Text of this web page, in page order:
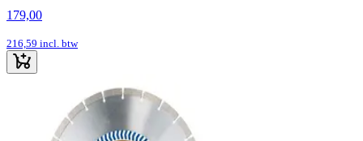
179,00
216,59 incl. btw